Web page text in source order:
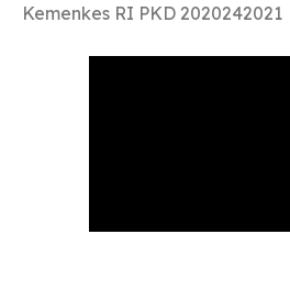
Kemenkes RI PKD 2020242021